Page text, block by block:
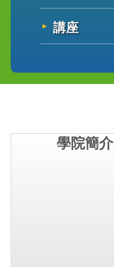
講座
學院簡介